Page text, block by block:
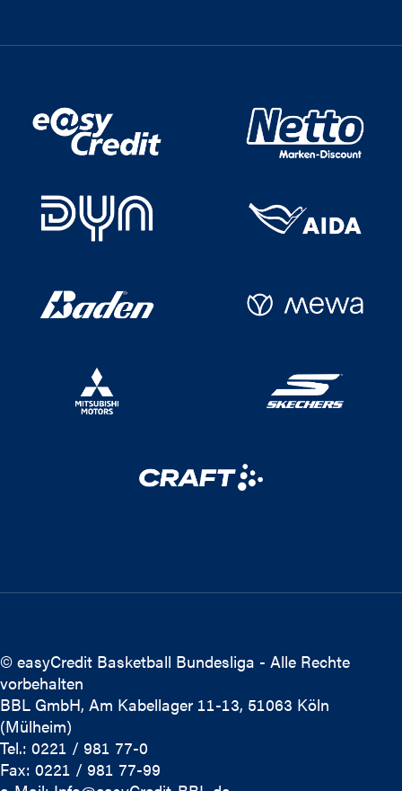
© easyCredit Basketball Bundesliga - Alle Rechte
vorbehalten
BBL GmbH, Am Kabellager 11-13, 51063 Köln
(Mülheim)
Tel.: 0221 / 981 77-0
Fax: 0221 / 981 77-99